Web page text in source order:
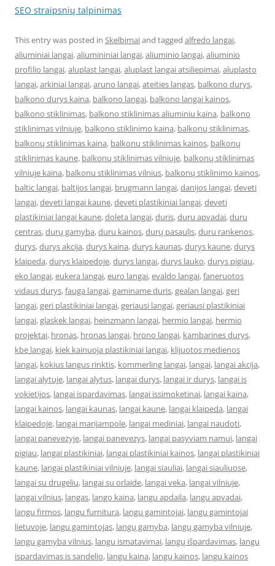
SEO straipsnių talpinimas
This entry was posted in Skelbimaiand tagged alfredo langai,
aliuminiai langai,aliumininiai langai,aliuminio langai,aliuminio
profilio langai,aluplast langai,aluplast langai atsiliepimai,aluplasto
langai,arkiniai langai,aruno langai,ateities langas, balkono durys,
balkono durys kaina, balkono langai, balkono langai kainos,
balkono stiklinimas, balkono stiklinimas aliuminiu kaina, balkono
stiklinimas vilniuje, balkono stiklinimo kaina, balkonų stiklinimas,
balkonų stiklinimas kaina, balkonu stiklinimas kainos, balkonų
stiklinimas kaune, balkonų stiklinimas vilniuje, balkonų stiklinimas
vilniuje kaina, balkonu stiklinimas vilnius, balkonų stiklinimo kainos,
baltic langai, baltijos langai, brugmann langai,danijos langai,deveti
langai,deveti langai kaune,deveti plastikiniai langai,deveti
plastikiniai langai kaune,doleta langai,duris,duru apvadai,duru
centras,durų gamyba,duru kainos,durų pasaulis,duru rankenos,
durys,durys akcija,durys kaina,durys kaunas,durys kaune,durys
klaipeda,durys klaipedoje,durys langai,durys lauko,durys pigiau,
eko langai,eukera langai,euro langai,evaldo langai,faneruotos
vidaus durys,fauga langai,gaminame duris,gealan langai,geri
langai,geri plastikiniai langai,geriausi langai,geriausi plastikiniai
langai,glaskek langai, heinzmann langai, hermio langai, hermio
projektai, hronas, hronas langai, hrono langai, kambarines durys,
kbe langai, kiek kainuoja plastikiniai langai, klijuotos medienos
langai, kokius langus rinktis, kommerling langai, langai, langai akcija,
langai alytuje, langai alytus, langai durys, langai ir durys, langai is
vokietijos, langai ispardavimas, langai issimoketinai, langai kaina,
langai kainos, langai kaunas, langai kaune, langai klaipeda, langai
klaipedoje, langai marijampole, langai mediniai, langai naudoti,
langai panevezyje, langai panevezys, langai pasyviam namui, langai
pigiau, langai plastikiniai, langai plastikiniai kainos, langai plastikiniai
kaune, langai plastikiniai vilniuje, langai siauliai, langai siauliuose,
langai su drugeliu, langai su orlaide, langai veka, langai vilniuje,
langai vilnius, langas, lango kaina, langu apdaila, langu apvadai,
langu firmos, langu furnitura, langu gamintojai, langu gamintojai
lietuvoje, langu gamintojas, langų gamyba, langų gamyba vilniuje,
langu gamyba vilnius, langu ismatavimai, langų išpardavimas, langu
ispardavimas is sandelio, langu kaina, langų kainos, langu kainos